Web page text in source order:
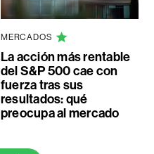
MERCADOS
La acción más rentable
del S&P 500 cae con
fuerza tras sus
resultados: qué
preocupa al mercado